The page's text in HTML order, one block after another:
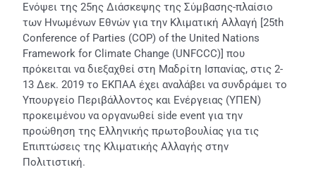
Ενόψει της 25ης Διάσκεψης της Σύμβασης-πλαίσιο
των Ηνωμένων Εθνών για την Κλιματική Αλλαγή [25th
Conference of Parties (COP) of the United Nations
Framework for Climate Change (UNFCCC)] που
πρόκειται να διεξαχθεί στη Μαδρίτη Ισπανίας, στις 2-
13 Δεκ. 2019 το ΕΚΠΑΑ έχει αναλάβει να συνδράμει το
Υπουργείο Περιβάλλοντος και Ενέργειας (ΥΠΕΝ)
προκειμένου να οργανωθεί side event για την
προώθηση της Ελληνικής πρωτοβουλίας για τις
Επιπτώσεις της Κλιματικής Αλλαγής στην
Πολιτιστική.
της
Σύμβασης-
πλαίσιο
των
Ηνωμένων
Εθνών
για
την
Κλιματική
Αλλαγή)